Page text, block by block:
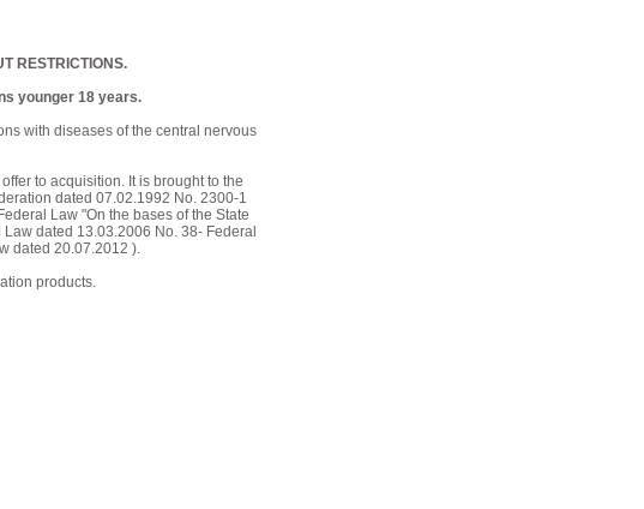
RESTRICTIONS.
younger 18 years.
with diseases of the central nervous
to acquisition. It is brought to the
dated 07.02.1992 No. 2300-1
Law "On the bases of the State
dated 13.03.2006 No. 38- Federal
dated 20.07.2012 ).
products.